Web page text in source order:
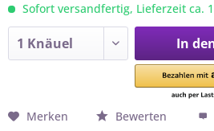
Sofort versandfertig, Lieferzeit ca.
In
Merken Bewerten